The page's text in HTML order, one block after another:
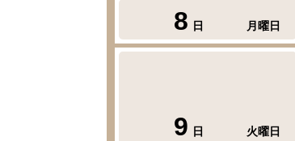
8 日 月曜日
9 日 火曜日